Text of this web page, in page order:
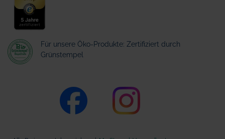
Für unsere Öko-Produkte: Zertifiziert durch
Grünstempel